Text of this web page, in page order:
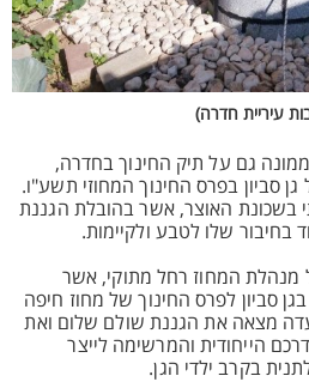
עיריית חדרה)
גם על תיק החינוך בחדרה,
סביון בפרס החינוך המחוזי תשע"ו.
בשכונת האוצר, אשר בהובלת הגננת
בחיבור שלו לטבע ולקיימות.
מנהלת המחוז רחל מתוקי, אשר
סביון לפרס החינוך של מחוז חיפה
מצאה את הגננת שולם שלום ואת
הייחודית והמרשימה לייצר
בקרב ילדי הגן.